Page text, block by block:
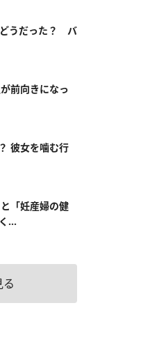
どうだった？ バ
前向きになっ
彼女を噛む行
「妊産婦の健
...